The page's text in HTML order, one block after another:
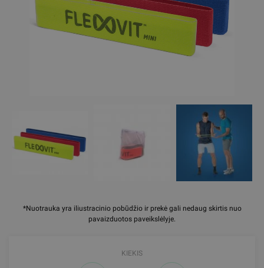
*Nuotrauka yra iliustracinio pobūdžio ir prekė gali nedaug skirtis nuo
pavaizduotos paveikslėlyje.
KIEKIS